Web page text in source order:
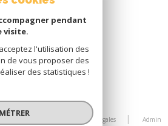
| Tous droits réservés
Mentions légales Admin
pendant
visite.
l'utilisation des
de vous proposer des
des statistiques !